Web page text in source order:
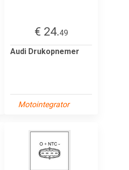
€ 24.49
Audi Drukopnemer
Motointegrator